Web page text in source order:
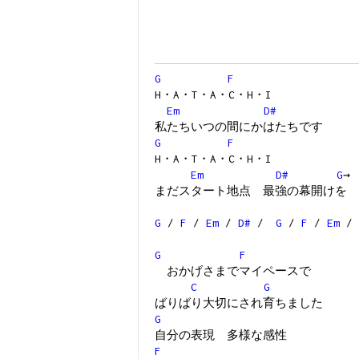
G
F
H・A・T・A・C・H・I
Em
D#
私たちいつの間にかはたちです
G
F
H・A・T・A・C・H・I
Em
D# G→
まだスタート地点 最強の幕開けを
G / F / Em / D# / G / F / Em /
G
F
おかげさまでマイペースで
C
G
ばりばり大切にされ育ちました
G
自分の表現 多様な感性
F